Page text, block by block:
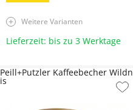
Weitere Varianten
Lieferzeit: bis zu 3 Werktage
Peill+Putzler Kaffeebecher Wildn
is